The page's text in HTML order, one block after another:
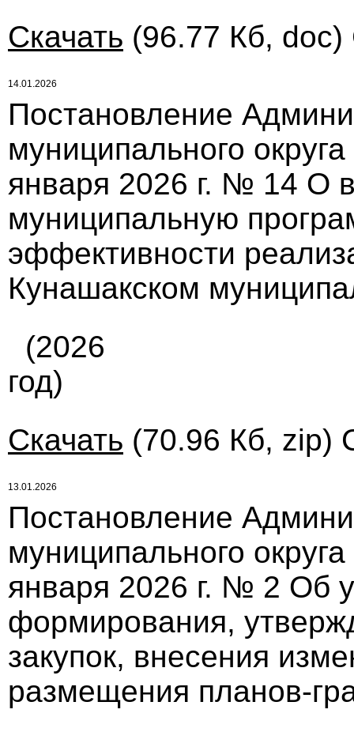
Скачать (96.77 Кб, doc)
14.01.2026
Постановление
муниципального
января 2026 г. № 14 О
муниципальную
эффективности
Кунашакском
(2026
год)
Скачать (70.96 Кб, zip)
13.01.2026
Постановление
муниципального
января 2026 г. № 2 Об
формирования,
закупок, внесения
размещения планов-